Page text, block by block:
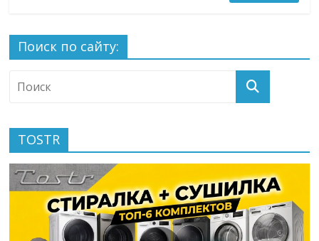
Поиск по сайту:
TOSTR